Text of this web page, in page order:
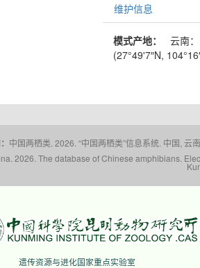
维护信息
模式产地：
云南
(27°49ʹ7″N,
中国两栖类. 2026. “中国两栖类”信息系统. 中国,
2026. The database of Chinese amphibians.
遗传资源与进化国家重点实验室